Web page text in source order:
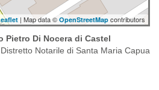
| Map data © OpenStreetMap contributors
Pietro Di Nocera di Castel
Distretto Notarile di Santa Maria Capua